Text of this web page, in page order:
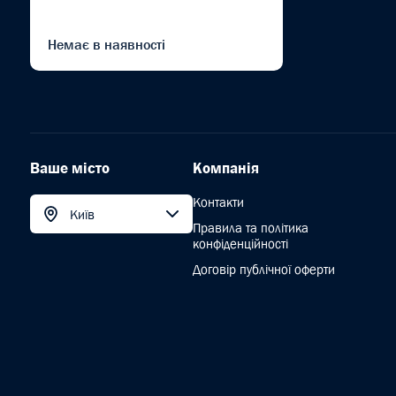
Немає в наявності
Ваше місто
Київ
Компанія
Контакти
Правила та політика
конфіденційності
Договір публічної оферти